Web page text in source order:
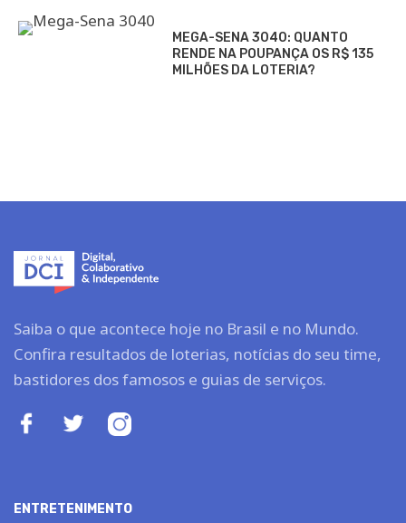
MEGA-SENA 3040: QUANTO
RENDE NA POUPANÇA OS R$ 135
MILHÕES DA LOTERIA?
Saiba o que acontece hoje no Brasil e no Mundo.
Confira resultados de loterias, notícias do seu time,
bastidores dos famosos e guias de serviços.
ENTRETENIMENTO